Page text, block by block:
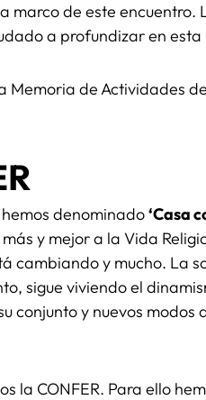
marco de este
a profundizar en
de Actividades
denominado‘Casa
y mejor a la Vida
cambiando y mucho. La
sigue viviendo el
conjunto y nuevos
la CONFER. Para ello